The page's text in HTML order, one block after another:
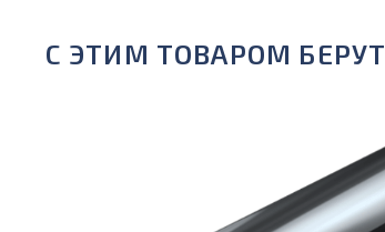
С ЭТИМ ТОВАРОМ БЕРУТ